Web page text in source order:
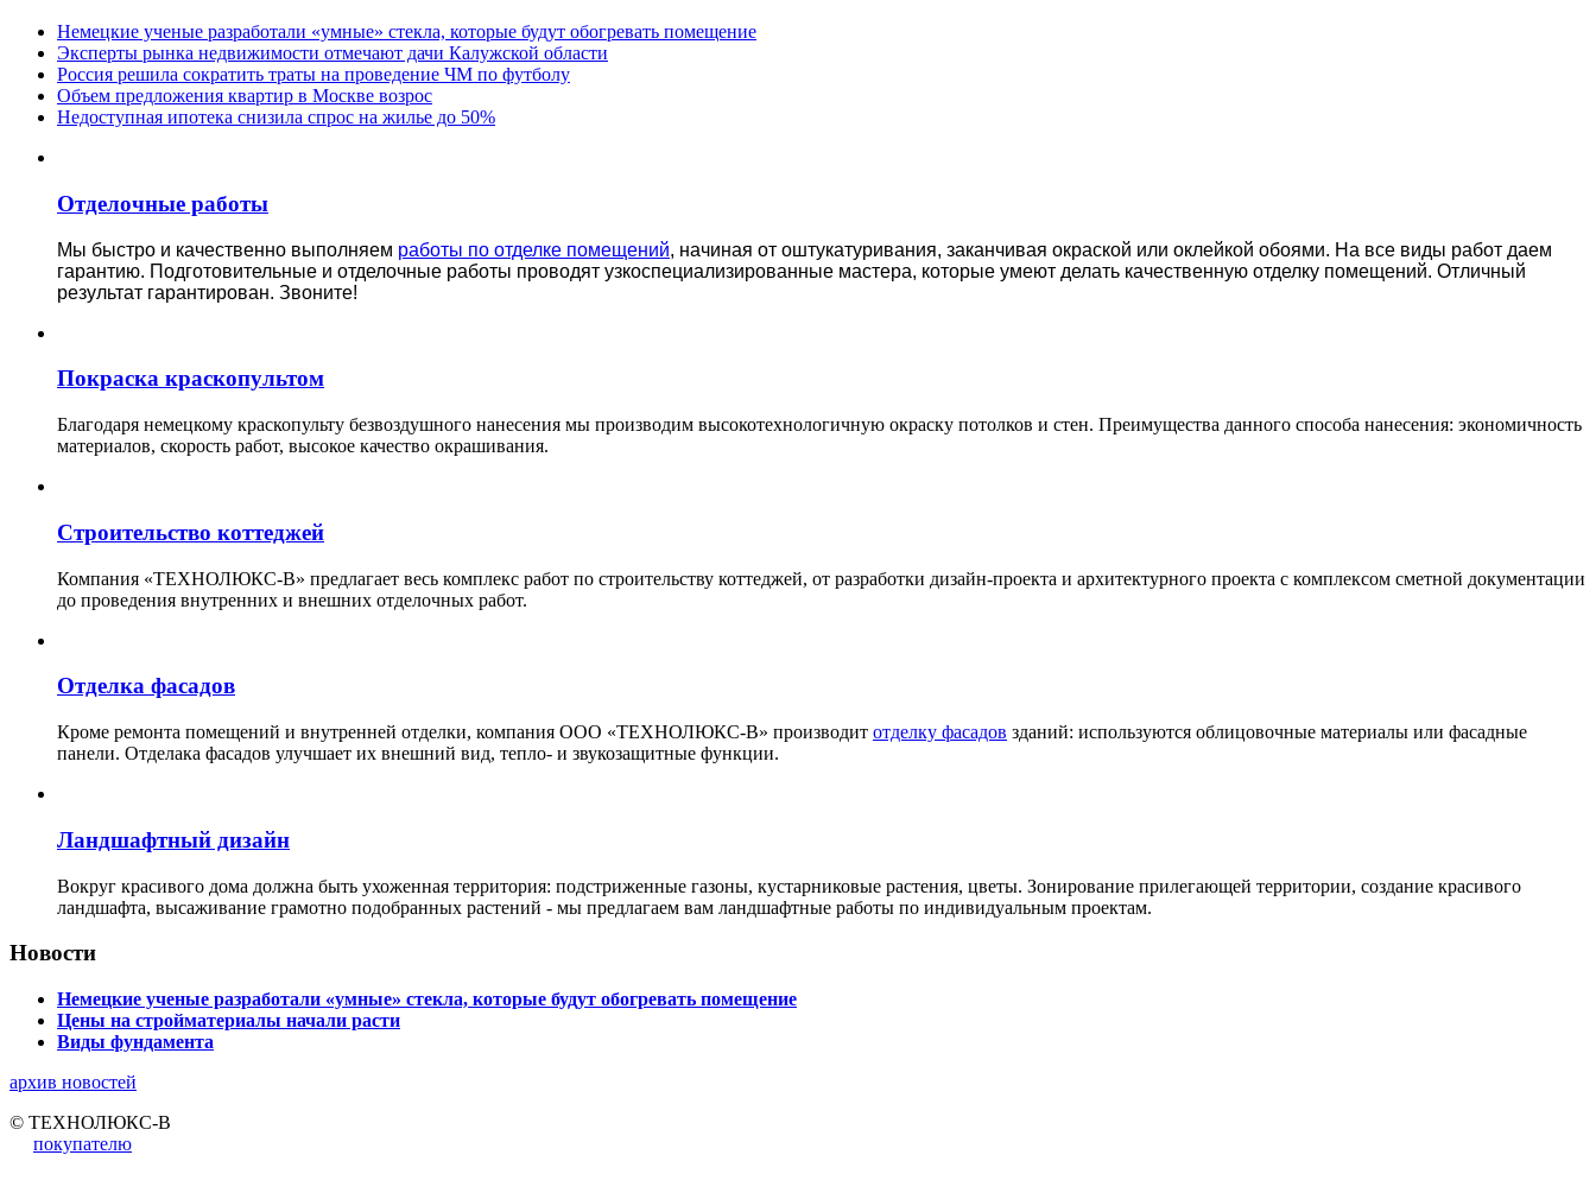
Немецкие ученые разработали «умные» стекла, которые будут обогревать помещение
Эксперты рынка недвижимости отмечают дачи Калужской области
Россия решила сократить траты на проведение ЧМ по футболу
Объем предложения квартир в Москве возрос
Недоступная ипотека снизила спрос на жилье до 50%
Отделочные работы
Мы быстро и качественно выполняем работы по отделке помещений, начиная от оштукатуривания, заканчивая окраской или оклейкой обоями. На все виды работ даем
гарантию. Подготовительные и отделочные работы проводят узкоспециализированные мастера, которые умеют делать качественную отделку помещений. Отличный
результат гарантирован. Звоните!
Покраска краскопультом
Благодаря немецкому краскопульту безвоздушного нанесения мы производим высокотехнологичную окраску потолков и стен. Преимущества данного способа нанесения: экономичность
материалов, скорость работ, высокое качество окрашивания.
Строительство коттеджей
Компания «ТЕХНОЛЮКС-В» предлагает весь комплекс работ по строительству коттеджей, от разработки дизайн-проекта и архитектурного проекта с комплексом сметной документации
до проведения внутренних и внешних отделочных работ.
Отделка фасадов
Кроме ремонта помещений и внутренней отделки, компания ООО «ТЕХНОЛЮКС-В» производит отделку фасадов зданий: используются облицовочные материалы или фасадные
панели. Отделака фасадов улучшает их внешний вид, тепло- и звукозащитные функции.
Ландшафтный дизайн
Вокруг красивого дома должна быть ухоженная территория: подстриженные газоны, кустарниковые растения, цветы. Зонирование прилегающей территории, создание красивого
ландшафта, высаживание грамотно подобранных растений - мы предлагаем вам ландшафтные работы по индивидуальным проектам.
Новости
Немецкие ученые разработали «умные» стекла, которые будут обогревать помещение
Цены на стройматериалы начали расти
Виды фундамента
архив новостей
© ТЕХНОЛЮКС-В
покупателю